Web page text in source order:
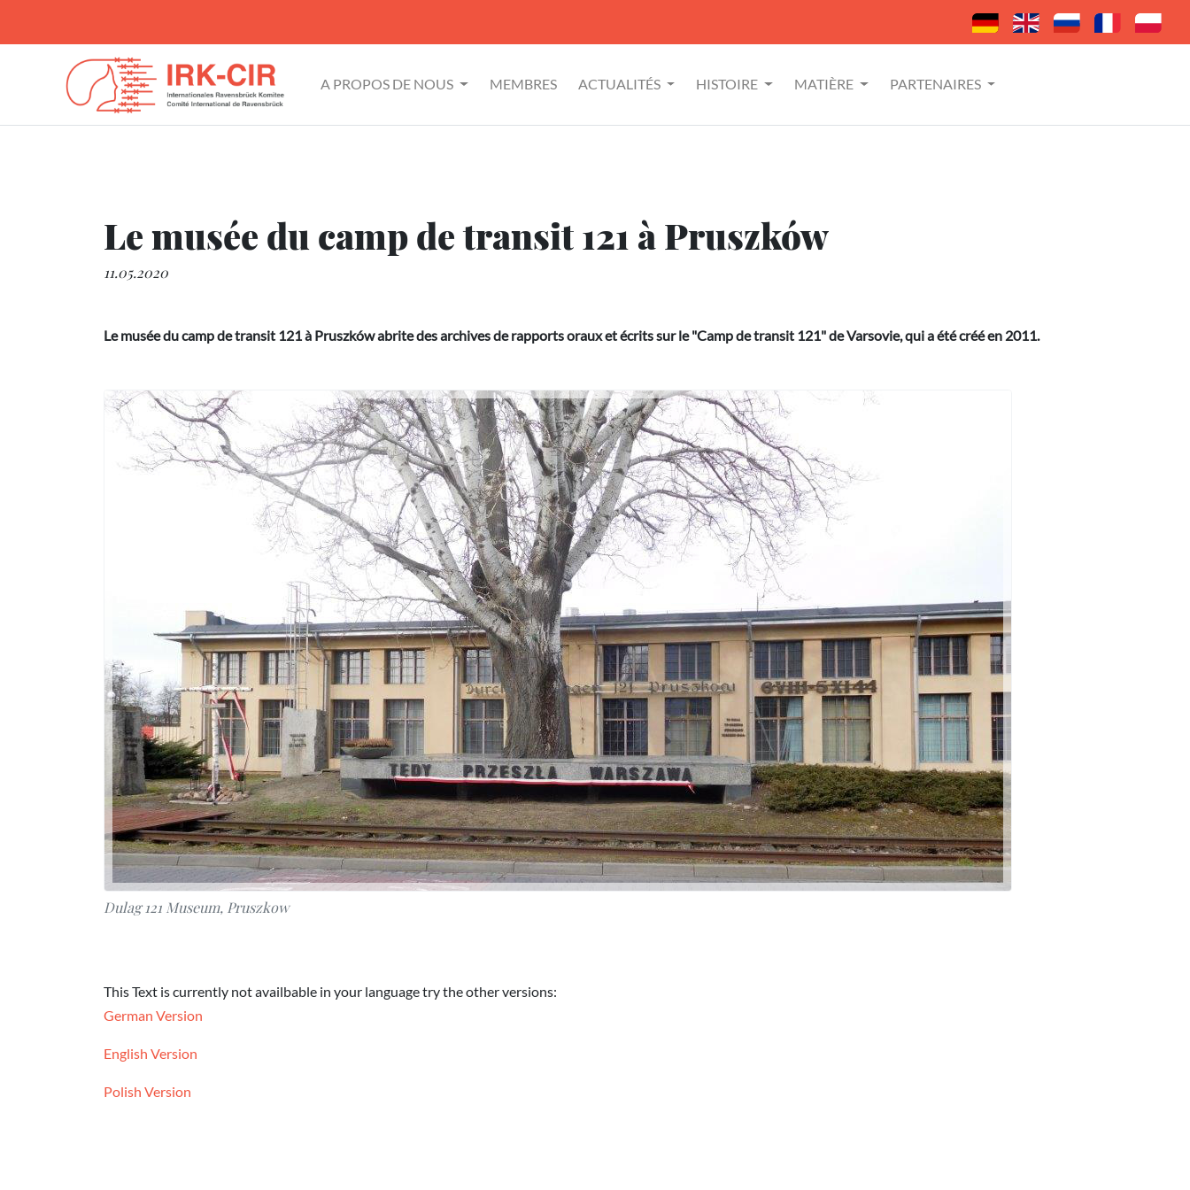
A PROPOS DE NOUS MEMBRES ACTUALITÉS HISTOIRE MATIÈRE PARTENAIRES
Le musée du camp de transit 121 à Pruszków
11.05.2020
Le musée du camp de transit 121 à Pruszków abrite des archives de rapports oraux et écrits sur le "Camp de transit 121" de Varsovie, qui a été créé en 2011.
Dulag 121 Museum, Pruszkow
This Text is currently not availbable in your language try the other versions:
German Version
English Version
Polish Version